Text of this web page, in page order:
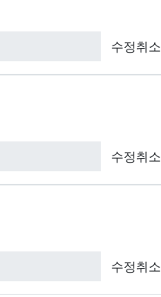
수정취소
수정취소
수정취소